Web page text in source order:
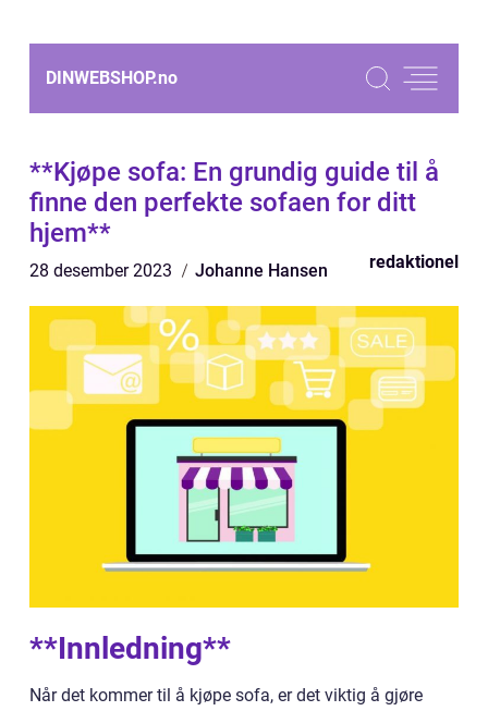
DINWEBSHOP.no
**Kjøpe sofa: En grundig guide til å
finne den perfekte sofaen for ditt
hjem**
28 desember 2023 Johanne Hansen redaktionel
**Innledning**
Når det kommer til å kjøpe sofa, er det viktig å gjøre